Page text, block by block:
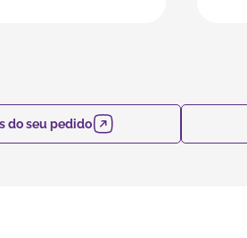
do seu pedido